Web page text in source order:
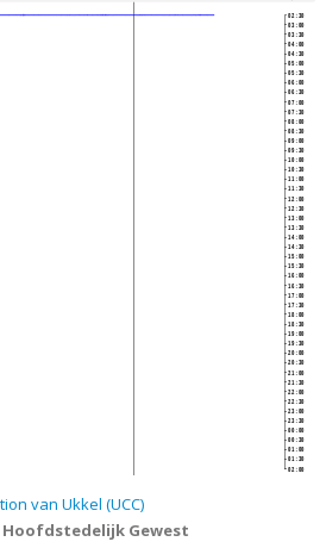
02:30
03:00
03:30
04:00
04:30
05:00
05:30
06:00
06:30
07:00
07:30
08:00
08:30
09:00
09:30
10:00
10:30
11:00
11:30
12:00
12:30
13:00
13:30
14:00
14:30
15:00
15:30
16:00
16:30
17:00
17:30
18:00
18:30
19:00
19:30
20:00
20:30
21:00
21:30
22:00
22:30
23:00
23:30
00:00
00:30
01:00
01:30
02:00
van Ukkel (UCC)
Hoofdstedelijk Gewest